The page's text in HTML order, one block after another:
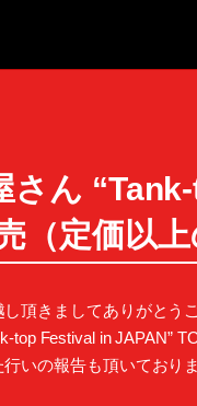
さん
（定価以
頂きましてありがとう
top Festival in JAPAN”
いの報告も頂いておりま